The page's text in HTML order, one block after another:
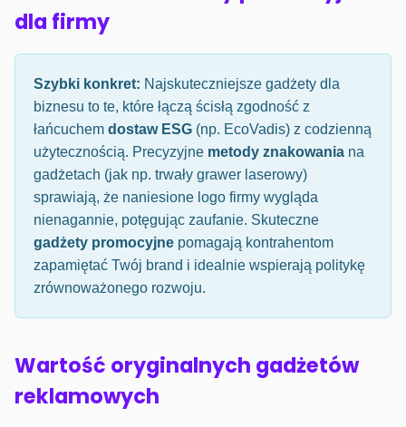
dla firmy
Szybki konkret: Najskuteczniejsze gadżety dla
biznesu to te, które łączą ścisłą zgodność z
łańcuchem dostaw ESG (np. EcoVadis) z codzienną
użytecznością. Precyzyjne metody znakowania na
gadżetach (jak np. trwały grawer laserowy)
sprawiają, że naniesione logo firmy wygląda
nienagannie, potęgując zaufanie. Skuteczne
gadżety promocyjne pomagają kontrahentom
zapamiętać Twój brand i idealnie wspierają politykę
zrównoważonego rozwoju.
Wartość oryginalnych gadżetów
reklamowych